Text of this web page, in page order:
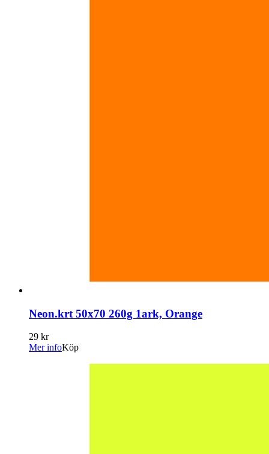
Neon.krt 50x70 260g 1ark, Orange
29 kr
Mer infoKöp